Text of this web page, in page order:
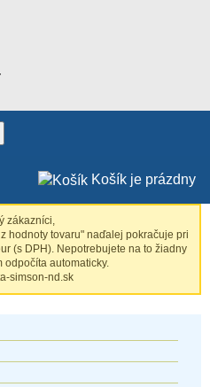
Košík je prázdny
zákazníci,
hodnoty tovaru" naďalej pokračuje pri
(s DPH). Nepotrebujete na to žiadny
odpočíta automaticky.
simson-nd.sk